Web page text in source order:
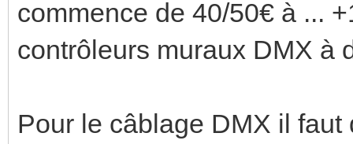
commence de 40/50€ à ...
contrôleurs muraux DMX à
Pour le câblage DMX il